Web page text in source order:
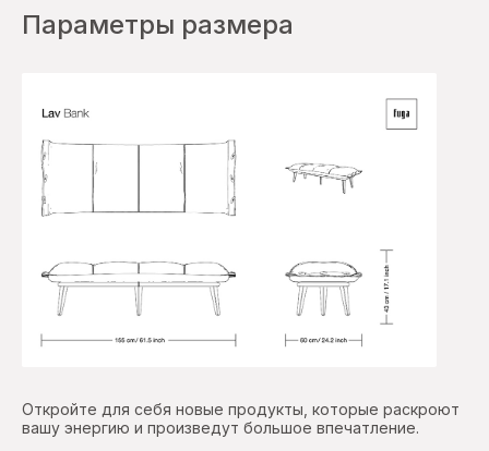
Параметры размера
Откройте для себя новые продукты, которые раскроют
вашу энергию и произведут большое впечатление.